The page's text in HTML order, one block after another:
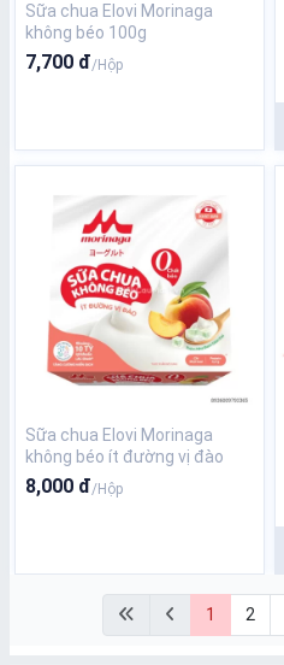
Sữa chua Elovi Morinaga
không béo 100g
7,700 đ/Hộp
Sữa chua Elovi Morinaga
không béo ít đường vị đào
100g
8,000 đ/Hộp
1 2